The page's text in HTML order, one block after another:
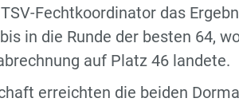
Fechtkoordinator das
in die Runde der besten 64,
auf Platz 46 landete.
erreichten die beiden